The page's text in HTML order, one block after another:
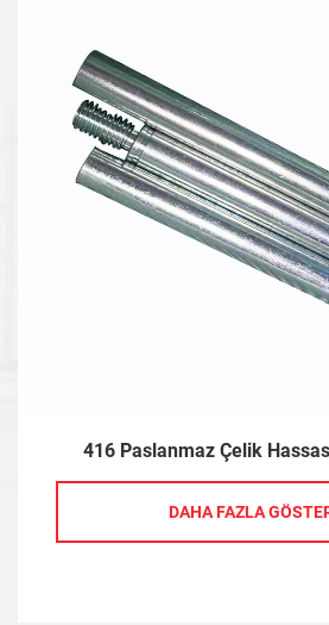
416 Paslanmaz Çelik
DAHA FAZLA